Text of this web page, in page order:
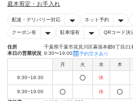
庭木剪定・お手入れ
配達・デリバリー対応 ネット予約
クーポン有 駐車場有 QRコード決
住所
千葉県千葉市花見川区幕張本郷6丁目21
本日の営業状況 9:30〜19:00 予約空きあり
月 火 水 木
9:30~18:30 休
9:30~19:00
休